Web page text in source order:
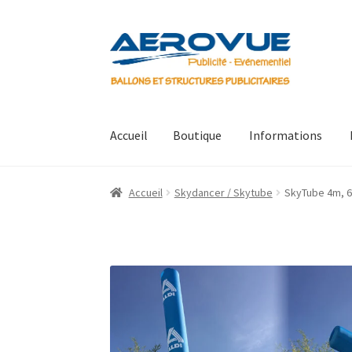
Aller
à
la
Aller
au
contenu
Accueil Boutique Informations
Accueil Boutique Informations Mon compte
Accueil Skydancer / Skytube SkyTube 4m,